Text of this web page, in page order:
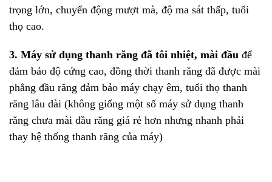
trọng lớn, chuyển động mượt mà, độ ma sát thấp, tuổi
thọ cao.
3. Máy sử dụng thanh răng đã tôi nhiệt, mài đầu để
đảm bảo độ cứng cao, đồng thời thanh răng đã được mài
phẳng đầu răng đảm bảo máy chạy êm, tuổi thọ thanh
răng lâu dài (không giống một số máy sử dụng thanh
răng chưa mài đầu răng giá rẻ hơn nhưng nhanh phải
thay hệ thống thanh răng của máy)